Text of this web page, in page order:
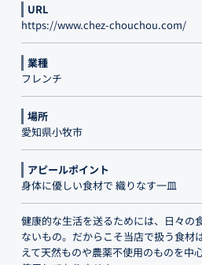
URL
https://www.chez-chouchou.com/
業種
フレンチ
場所
愛知県小牧市
アピールポイント
身体に優しい食材で 織りなす一皿
健康的な生活を送るためには、日々の
ないもの。だからこそ当店で扱う食材
えて天然ものや農薬不使用のものを中